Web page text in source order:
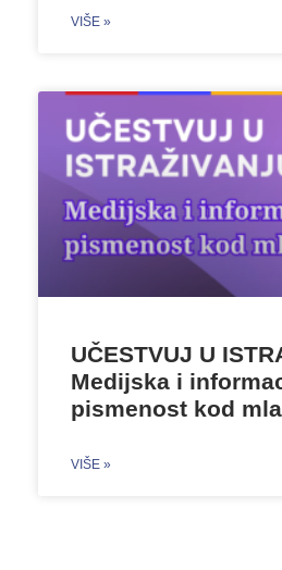
VIŠE »
UČESTVUJ U
Medijska i
pismenost kod
VIŠE »